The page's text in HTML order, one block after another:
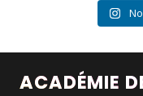
ACADÉMIE